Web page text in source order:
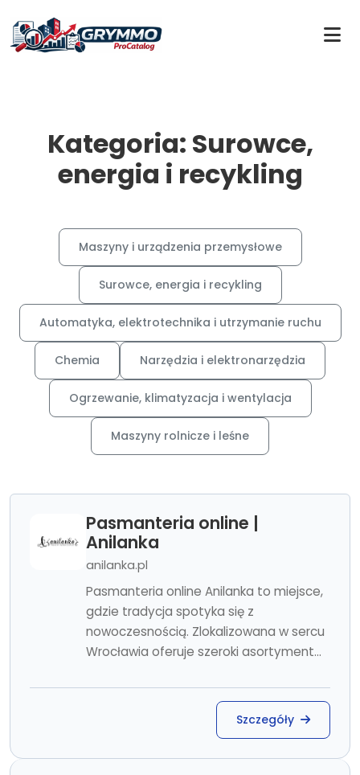
Kategoria: Surowce,
energia i recykling
Maszyny i urządzenia przemysłowe
Surowce, energia i recykling
Automatyka, elektrotechnika i utrzymanie ruchu
Chemia Narzędzia i elektronarzędzia
Ogrzewanie, klimatyzacja i wentylacja
Maszyny rolnicze i leśne
Pasmanteria online |
Anilanka
anilanka.pl
Pasmanteria online Anilanka to miejsce,
gdzie tradycja spotyka się z
nowoczesnością. Zlokalizowana w sercu
Wrocławia oferuje szeroki asortyment...
Szczegóły